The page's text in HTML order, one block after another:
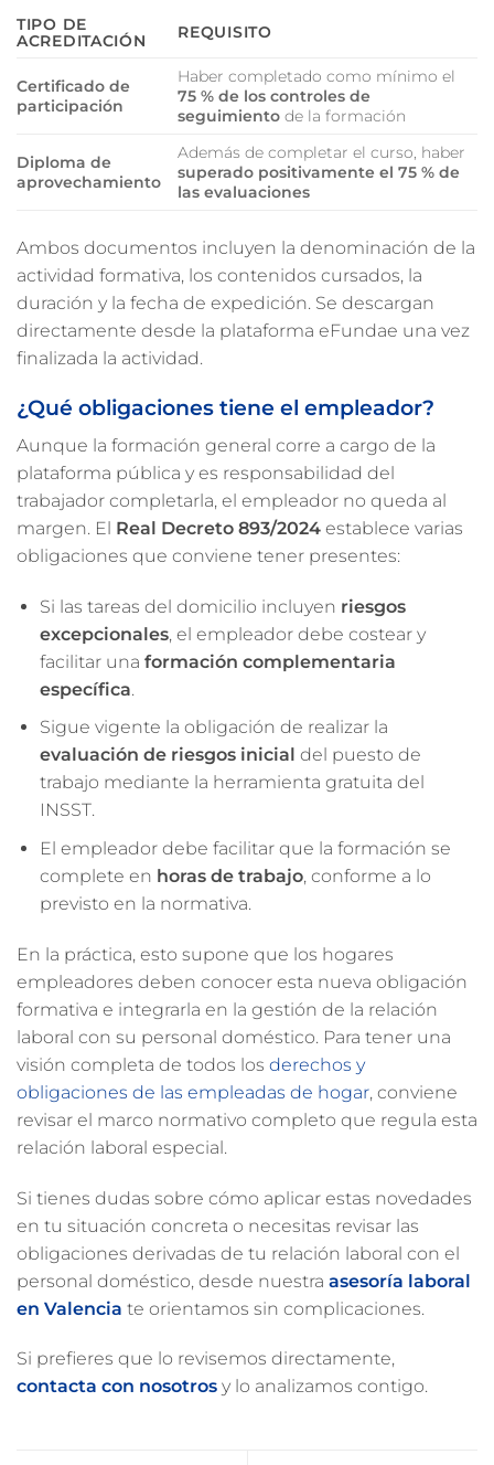
TIPO DE
ACREDITACIÓN
REQUISITO
Certificado de
participación
Haber completado como mínimo el
75 % de los controles de
seguimiento de la formación
Diploma de
aprovechamiento
Además de completar el curso, haber
superado positivamente el 75 % de
las evaluaciones
Ambos documentos incluyen la denominación de la
actividad formativa, los contenidos cursados, la
duración y la fecha de expedición. Se descargan
directamente desde la plataforma eFundae una vez
finalizada la actividad.
¿Qué obligaciones tiene el empleador?
Aunque la formación general corre a cargo de la
plataforma pública y es responsabilidad del
trabajador completarla, el empleador no queda al
margen. El Real Decreto 893/2024 establece varias
obligaciones que conviene tener presentes:
Si las tareas del domicilio incluyen riesgos
excepcionales, el empleador debe costear y
facilitar una formación complementaria
específica.
Sigue vigente la obligación de realizar la
evaluación de riesgos inicial del puesto de
trabajo mediante la herramienta gratuita del
INSST.
El empleador debe facilitar que la formación se
complete en horas de trabajo, conforme a lo
previsto en la normativa.
En la práctica, esto supone que los hogares
empleadores deben conocer esta nueva obligación
formativa e integrarla en la gestión de la relación
laboral con su personal doméstico. Para tener una
visión completa de todos los derechos y
obligaciones de las empleadas de hogar, conviene
revisar el marco normativo completo que regula esta
relación laboral especial.
Si tienes dudas sobre cómo aplicar estas novedades
en tu situación concreta o necesitas revisar las
obligaciones derivadas de tu relación laboral con el
personal doméstico, desde nuestra asesoría laboral
en Valencia te orientamos sin complicaciones.
Si prefieres que lo revisemos directamente,
contacta con nosotros y lo analizamos contigo.